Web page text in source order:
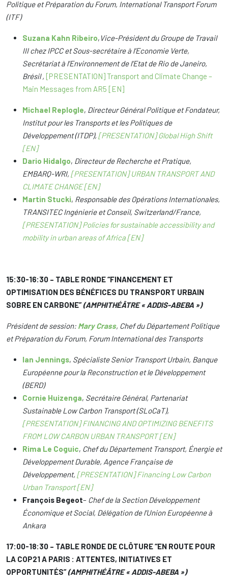
Politique et Préparation du Forum, International Transport Forum
(ITF)
Suzana Kahn Ribeiro, Vice-Président du Groupe de Travail
III chez IPCC et Sous-secrétaire à l’Economie Verte,
Secrétariat à l’Environnement de l’Etat de Rio de Janeiro,
Brésil , [PRESENTATION] Transport and Climate Change –
Main Messages from AR5 [EN]
Michael Replogle, Directeur Général Politique et Fondateur,
Institut pour les Transports et les Politiques de
Développement (ITDP), [PRESENTATION] Global High Shift
[EN]
Dario Hidalgo, Directeur de Recherche et Pratique,
EMBARQ-WRI, [PRESENTATION] URBAN TRANSPORT AND
CLIMATE CHANGE [EN]
Martin Stucki, Responsable des Opérations Internationales,
TRANSITEC Ingénierie et Conseil, Switzerland/France,
[PRESENTATION] Policies for sustainable accessibility and
mobility in urban areas of Africa [EN]
15:30-16:30 – TABLE RONDE “FINANCEMENT ET
OPTIMISATION DES BÉNÉFICES DU TRANSPORT URBAIN
SOBRE EN CARBONE”(AMPHITHÉÂTRE « ADDIS-ABEBA »)
Président de session: Mary Crass, Chef du Département Politique
et Préparation du Forum, Forum International des Transports
Ian Jennings, Spécialiste Senior Transport Urbain, Banque
Européenne pour la Reconstruction et le Développement
(BERD)
Cornie Huizenga, Secrétaire Général, Partenariat
Sustainable Low Carbon Transport (SLoCaT),
[PRESENTATION] FINANCING AND OPTIMIZING BENEFITS
FROM LOW CARBON URBAN TRANSPORT [EN]
Rima Le Coguic, Chef du Département Transport, Énergie et
Développement Durable, Agence Française de
Développement, [PRESENTATION] Financing Low Carbon
Urban Transport [EN]
François Begeot– Chef de la Section Développement
Économique et Social, Délégation de l’Union Européenne à
Ankara
17:00-18:30 – TABLE RONDE DE CLÔTURE “EN ROUTE POUR
LA COP21 A PARIS : ATTENTES, INITIATIVES ET
OPPORTUNITÉS”(AMPHITHÉÂTRE « ADDIS-ABEBA »)